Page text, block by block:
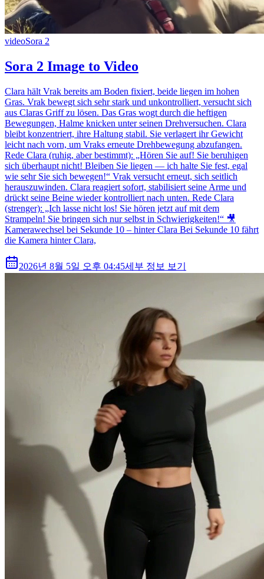
videoSora 2
Sora 2 Image to Video
Clara hält Vrak bereits am Boden fixiert, beide liegen im hohen
Gras. Vrak bewegt sich sehr stark und unkontrolliert, versucht sich
aus Claras Griff zu lösen. Das Gras wogt durch die heftigen
Bewegungen, Halme knicken unter seinen Drehversuchen. Clara
bleibt konzentriert, ihre Haltung stabil. Sie verlagert ihr Gewicht
leicht nach vorn, um Vraks erneute Drehbewegung abzufangen.
Rede Clara (ruhig, aber bestimmt): „Hören Sie auf! Sie beruhigen
sich überhaupt nicht! Bleiben Sie liegen — ich halte Sie fest, egal
wie sehr Sie sich bewegen!“ Vrak versucht erneut, sich seitlich
herauszuwinden. Clara reagiert sofort, stabilisiert seine Arme und
drückt seine Beine wieder kontrolliert nach unten. Rede Clara
(strenger): „Ich lasse nicht los! Sie hören jetzt auf mit dem
Strampeln! Sie bringen sich nur selbst in Schwierigkeiten!“ 🎥
Kamerawechsel bei Sekunde 10 – hinter Clara Bei Sekunde 10 fährt
die Kamera hinter Clara,
2026년 8월 5일 오후 04:45세부 정보 보기